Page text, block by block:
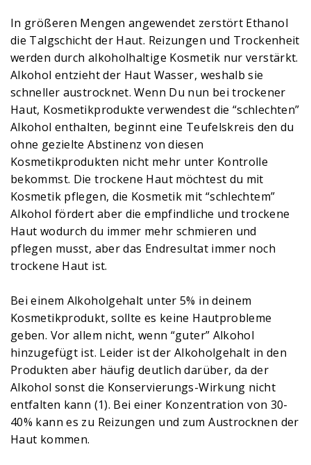
In größeren Mengen angewendet zerstört Ethanol
die Talgschicht der Haut. Reizungen und Trockenheit
werden durch alkoholhaltige Kosmetik nur verstärkt.
Alkohol entzieht der Haut Wasser, weshalb sie
schneller austrocknet. Wenn Du nun bei trockener
Haut, Kosmetikprodukte verwendest die “schlechten”
Alkohol enthalten, beginnt eine Teufelskreis den du
ohne gezielte Abstinenz von diesen
Kosmetikprodukten nicht mehr unter Kontrolle
bekommst. Die trockene Haut möchtest du mit
Kosmetik pflegen, die Kosmetik mit “schlechtem”
Alkohol fördert aber die empfindliche und trockene
Haut wodurch du immer mehr schmieren und
pflegen musst, aber das Endresultat immer noch
trockene Haut ist.
Bei einem Alkoholgehalt unter 5% in deinem
Kosmetikprodukt, sollte es keine Hautprobleme
geben. Vor allem nicht, wenn “guter” Alkohol
hinzugefügt ist. Leider ist der Alkoholgehalt in den
Produkten aber häufig deutlich darüber, da der
Alkohol sonst die Konservierungs-Wirkung nicht
entfalten kann (1). Bei einer Konzentration von 30-
40% kann es zu Reizungen und zum Austrocknen der
Haut kommen.